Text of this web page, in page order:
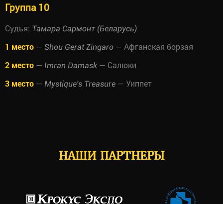
Группа 10
Судья: Тамара Сармонт (Беларусь)
1 место — Shou Gerat Zingaro — Афганская борзая
2 место — Imran Damask — Салюки
3 место — Mystique's Treasure — Уиппет
НАШИ ПАРТНЕРЫ